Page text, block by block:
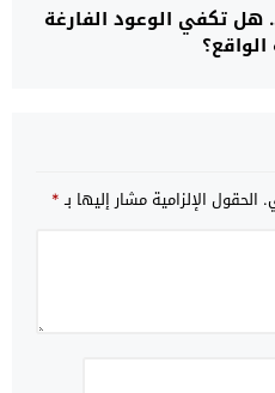
هل تكفي الوعود الفارغة
الحقول الإلزامية مشار إليها بـ*